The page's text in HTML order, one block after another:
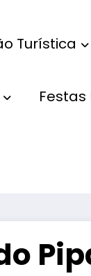
Turística
Festas